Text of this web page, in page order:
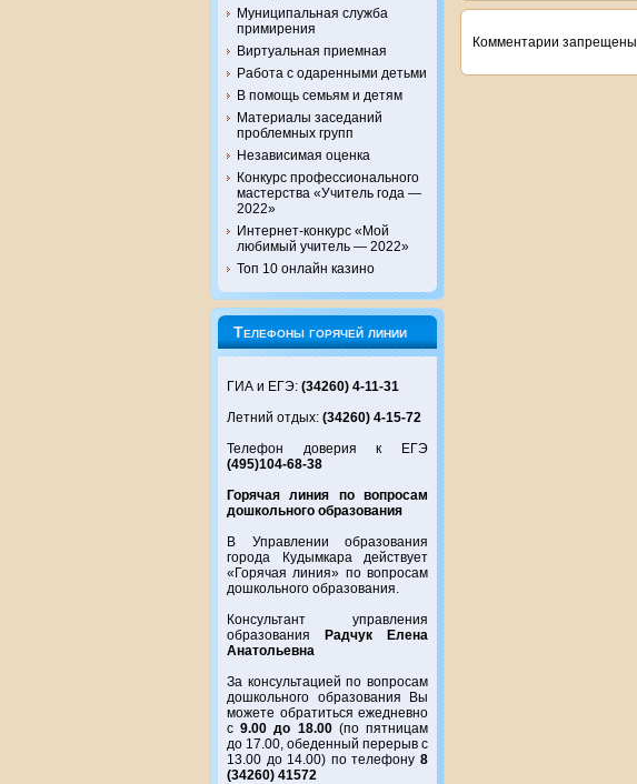
Муниципальная служба
примирения
Виртуальная приемная
Работа с одаренными детьми
В помощь семьям и детям
Материалы заседаний
проблемных групп
Независимая оценка
Конкурс профессионального
мастерства «Учитель года —
2022»
Интернет-конкурс «Мой
любимый учитель — 2022»
Топ 10 онлайн казино
Телефоны горячей линии
ГИА и ЕГЭ: (34260) 4-11-31
Летний отдых: (34260) 4-15-72
Телефон доверия к ЕГЭ
(495)104-68-38
Горячая линия по вопросам
дошкольного образования
В Управлении образования
города Кудымкара действует
«Горячая линия» по вопросам
дошкольного образования.
Консультант управления
образования
Радчук Елена
Анатольевна
За консультацией по вопросам
дошкольного образования Вы
можете обратиться ежедневно
с9.00 до 18.00(по пятницам
до 17.00, обеденный перерыв с
13.00 до 14.00) по телефону 8
(34260) 41572
Комментарии запрещены.